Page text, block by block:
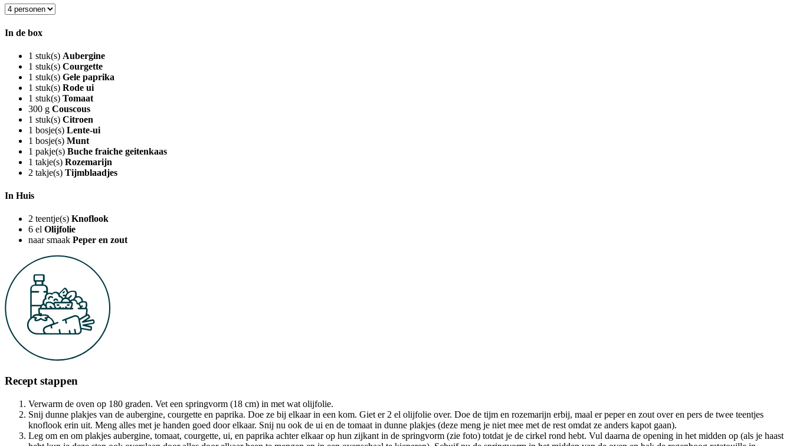
In de box
1 stuk(s) Aubergine
1 stuk(s) Courgette
1 stuk(s) Gele paprika
1 stuk(s) Rode ui
1 stuk(s) Tomaat
300 g Couscous
1 stuk(s) Citroen
1 bosje(s) Lente-ui
1 bosje(s) Munt
1 pakje(s) Buche fraiche geitenkaas
1 takje(s) Rozemarijn
2 takje(s) Tijmblaadjes
In Huis
2 teentje(s) Knoflook
6 el Olijfolie
naar smaak Peper en zout
Recept stappen
Verwarm de oven op 180 graden. Vet een springvorm (18 cm) in met wat olijfolie.
Snij dunne plakjes van de aubergine, courgette en paprika. Doe ze bij elkaar in een kom. Giet er 2 el olijfolie over. Doe de tijm en rozemarijn erbij, maal er peper en zout over en pers de twee teentjes
knoflook erin uit. Meng alles met je handen goed door elkaar. Snij nu ook de ui en de tomaat in dunne plakjes (deze meng je niet mee met de rest omdat ze anders kapot gaan).
Leg om en om plakjes aubergine, tomaat, courgette, ui, en paprika achter elkaar op hun zijkant in de springvorm (zie foto) totdat je de cirkel rond hebt. Vul daarna de opening in het midden op (als je haast